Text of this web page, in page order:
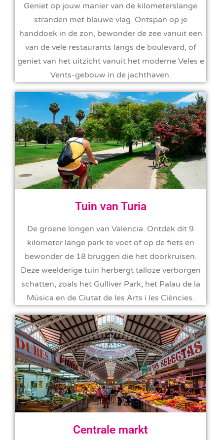
Geniet op jouw manier van de kilometerslange
stranden met blauwe vlag. Ontspan op je
handdoek in de zon, bewonder de zee vanuit een
van de vele restaurants langs de boulevard, of
geniet van het uitzicht vanuit het moderne Veles e
Vents-gebouw in de jachthaven.
Tuin van Turia
De groene longen van Valencia. Ontdek dit 9
kilometer lange park te voet of op de fiets en
bewonder de 18 bruggen die het doorkruisen.
Deze weelderige tuin herbergt talloze verborgen
schatten, zoals het Gulliver Park, het Palau de la
Música en de Ciutat de les Arts i les Ciències.
Centrale markt